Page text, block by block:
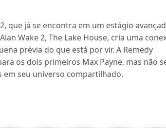
que já se encontra em um estágio
Wake 2, The Lake House, cria uma
prévia do que está por vir. A Remedy
os dois primeiros Max Payne, mas não
em seu universo compartilhado.